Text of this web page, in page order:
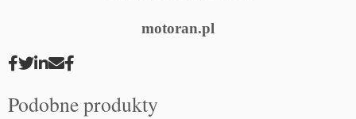
motoran.pl
Podobne produkty